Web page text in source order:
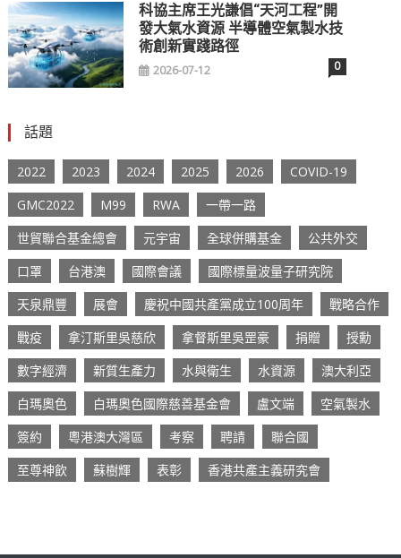
科協主席王光謙倡“天河工程”開
發大氣水資源 半導體空氣製水技
術創新實踐路徑
2026-07-12 0
話題
2022 2023 2024 2025 2026
COVID-19
GMC2022
M99 RWA
一帶一路
世貿聯合基金總會
元宇宙 全球併購基金
公共外交
口罩
台港澳 國際會議
國際標量波量子研究院
天泉鼎豐
展會 慶祝中國共產黨成立100周年
戰略合作
戰疫
拿汀斯里吳慈欣 拿督斯里吳罡豪 捐贈
授勳
數字經濟
新質生產力 水與衛生 水資源
澳大利亞
白瑪奧色
白瑪奧色國際慈善基金會 盧文端
空氣製水
簽約
粵港澳大灣區 考察 聘請
聯合國
至尊神飲
蘇樹輝 表彰 香港共產主義研究會